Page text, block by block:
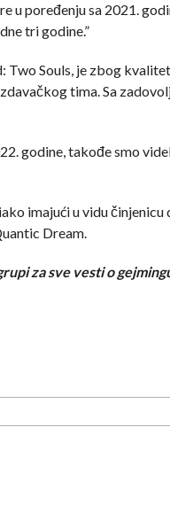
u poređenju sa 2021.
tri godine.”
Two Souls, je zbog
tima. Sa
godine, takođe smo
imajući u vidu činjenicu
Dream.
za sve vesti o